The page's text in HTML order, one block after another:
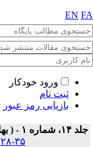
EN
ورود خودکار
ثبت نام
بازیابی رمز عبور
شماره ۱ - ( بهار ۱۳۹۷ )
۳۵-۲۸
|